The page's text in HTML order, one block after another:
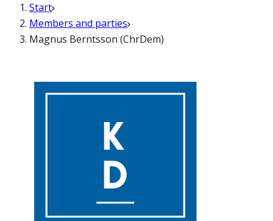
Start
Members and parties
Magnus Berntsson (ChrDem)